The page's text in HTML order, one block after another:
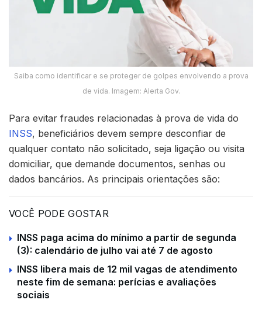
Saiba como identificar e se proteger de golpes envolvendo a prova
de vida. Imagem: Alerta Gov.
Para evitar fraudes relacionadas à prova de vida do
INSS, beneficiários devem sempre desconfiar de
qualquer contato não solicitado, seja ligação ou visita
domiciliar, que demande documentos, senhas ou
dados bancários. As principais orientações são:
VOCÊ PODE GOSTAR
INSS paga acima do mínimo a partir de segunda
(3): calendário de julho vai até 7 de agosto
INSS libera mais de 12 mil vagas de atendimento
neste fim de semana: perícias e avaliações
sociais